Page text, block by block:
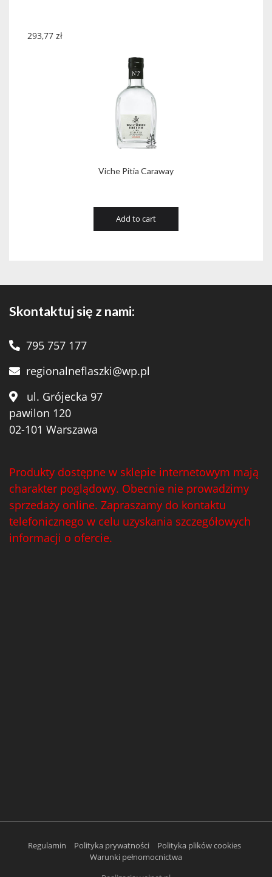
Viche Pitia Caraway
293,77 zł
Add to cart
Skontaktuj się z nami:
795 757 177
regionalneflaszki@wp.pl
ul. Grójecka 97
pawilon 120
02-101 Warszawa
Produkty dostępne w sklepie internetowym mają
charakter poglądowy. Obecnie nie prowadzimy
sprzedaży online. Zapraszamy do kontaktu
telefonicznego w celu uzyskania szczegółowych
informacji o ofercie.
Regulamin Polityka prywatności
Polityka plików cookies
Warunki pełnomocnictwa